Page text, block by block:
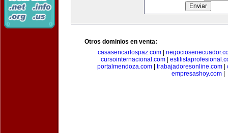
Otros dominios en venta:
casasencarlospaz.com|
cursointernacional.com|
portalmendoza.com| trabajadoresonline.com|
empresashoy.com|